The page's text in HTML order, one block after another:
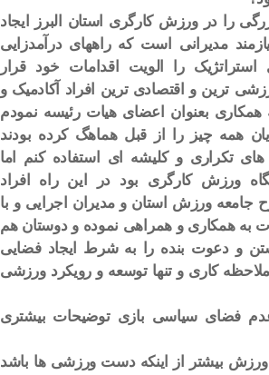
را در ورزش کارگری استان البرز ایجاد
مدیرانی است که راههای درآمدزایی
استراتژیک را الویت اقدامات خود قرار
ترین و اقتصادی ترین افراد آکادمیک و
بعنوان اعضای هیات رئیسه نمودم
همه چیز را از قبل هماهگ کرده بودند
تکراری و کلیشه ای استفاده کنم اما
ورزش کارگری بود در این راه افراد
ورزش استان و مدیران اجرایی و با
به همکاری و همراهی نموده و دوستان هم
و دعوت بنده را به شرط ایجاد فضایی
کاری و تنها توسعه و رویکرد ورزشی
فضای سیاسی بازی توضیحات بیشتری
ورزش بیشتر از اینکه دست ورزشی ها باشد